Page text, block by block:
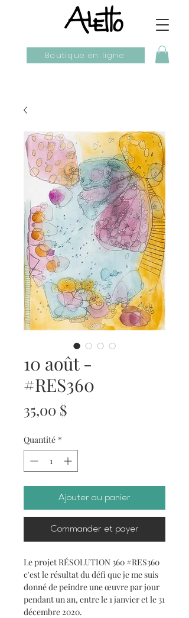
Boutique en ligne
10 août -
#RES360
35,00 $
Quantité *
Ajouter au panier
Commander et payer
Le projet RÉSOLUTION 360 #RES360
c'est le résultat du défi que je me suis
donné de peindre une œuvre par jour
pendant un an, entre le 1 janvier et le 31
décembre 2020.